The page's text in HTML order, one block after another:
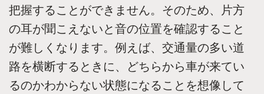
把握することができません。そのため、片方
の耳が聞こえないと音の位置を確認すること
が難しくなります。例えば、交通量の多い道
路を横断するときに、どちらから車が来てい
るのかわからない状態になることを想像して